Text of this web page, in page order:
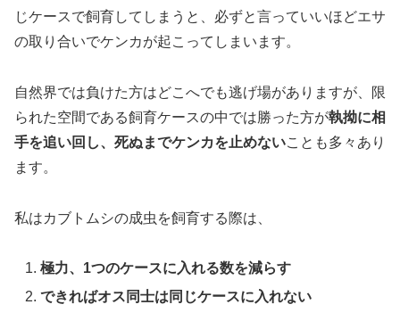
じケースで飼育してしまうと、必ずと言っていいほどエサ
の取り合いでケンカが起こってしまいます。
自然界では負けた方はどこへでも逃げ場がありますが、限
られた空間である飼育ケースの中では勝った方が執拗に相
手を追い回し、死ぬまでケンカを止めないことも多々あり
ます。
私はカブトムシの成虫を飼育する際は、
極力、1つのケースに入れる数を減らす
できればオス同士は同じケースに入れない